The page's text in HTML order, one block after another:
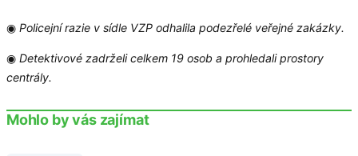
◉ Policejní razie v sídle VZP odhalila podezřelé veřejné zakázky.
◉ Detektivové zadrželi celkem 19 osob a prohledali prostory
centrály.
Mohlo by vás zajímat